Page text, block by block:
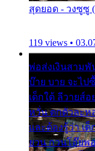
สุดยอด - วงซูซู
119 views •
พ่อส่งเงินสาม
บ๊าย บาย จะไป
เด็กใต้ ลีวายส์อ
หวั่น ตกตัวละห
และต้องรู้ว่า เ
ยวน กวนโอ๊ยพ